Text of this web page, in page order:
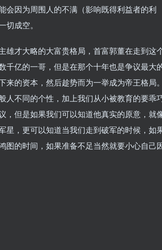
会因为周围人的不满（影响既得利益者的利
成空。
雄才大略的大富贵格局，首富郭董在走到这
千亿的一哥，但是在那个十年也是争议最大
的资本，然后趁势而为一举成为帝王格局。
人不同的个性，加上我们从小被教育的要乖
，但是如果我们可以知道他真实的原意，就
星，更可以知道当我们走到破军的时候，如
图的时间，如果准备不足当然就要小心自己